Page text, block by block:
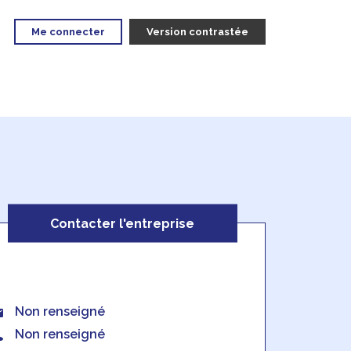
Me connecter Version contrastée
Contacter l'entreprise
Non renseigné
Non renseigné